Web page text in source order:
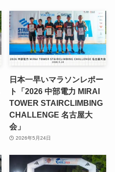
日本一早いマラソンレポー
ト「2026 中部電力 MIRAI
TOWER STAIRCLIMBING
CHALLENGE 名古屋大
会」
2026年5月24日